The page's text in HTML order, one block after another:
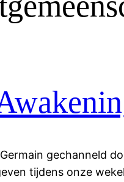
gechanneld
tijdens onze